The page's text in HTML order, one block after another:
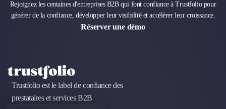
Product Management
Internet of Things (IoT)
Téléphonie & Télécommunication
BI, Analytics & Big Data
Rejoignez les centaines d'entreprises B2B qui font confiance à Trustfolio pour
générer de la confiance, développer leur visibilité et accélérer leur croissance.
Réserver une démo
Trustfolio est le label de confiance des
prestataires et services B2B